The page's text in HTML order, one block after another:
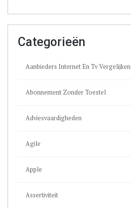
Categorieën
Aanbieders Internet En Tv Vergelijken
Abonnement Zonder Toestel
Adviesvaardigheden
Agile
Apple
Assertiviteit